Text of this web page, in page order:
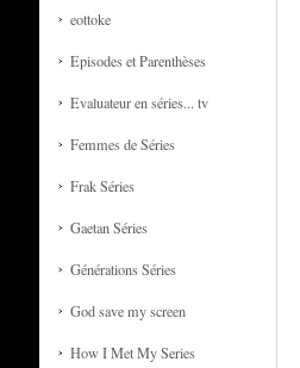
eottoke
Episodes et Parenthèses
Evaluateur en séries... tv
Femmes de Séries
Frak Séries
Gaetan Séries
Générations Séries
God save my screen
How I Met My Series